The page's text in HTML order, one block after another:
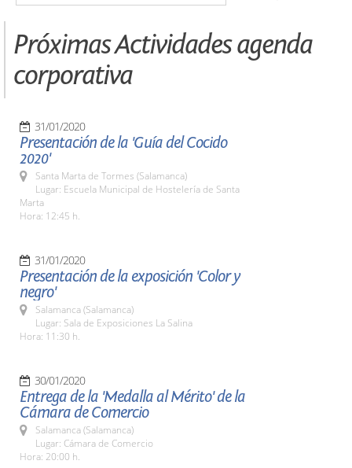
Próximas Actividades agenda
corporativa
31/01/2020
Presentación de la 'Guía del Cocido
2020'
Santa Marta de Tormes (Salamanca)
Lugar: Escuela Municipal de Hostelería de Santa
Marta
Hora: 12:45 h.
31/01/2020
Presentación de la exposición 'Color y
negro'
Salamanca (Salamanca)
Lugar: Sala de Exposiciones La Salina
Hora: 11:30 h.
30/01/2020
Entrega de la 'Medalla al Mérito' de la
Cámara de Comercio
Salamanca (Salamanca)
Lugar: Cámara de Comercio
Hora: 20:00 h.